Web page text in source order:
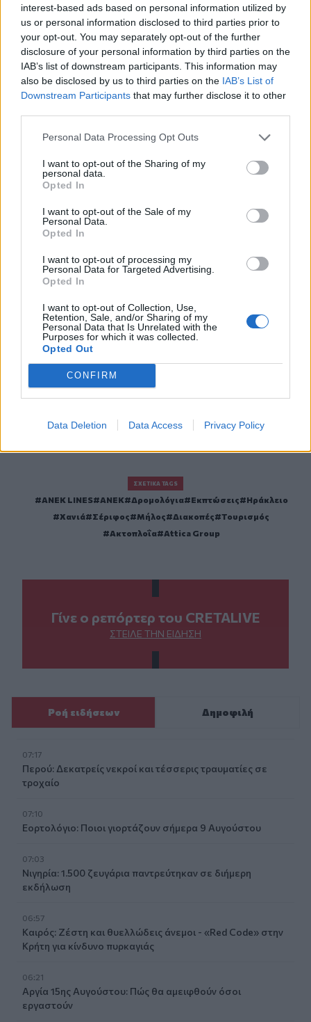
interest-based ads based on personal information utilized by
us or personal information disclosed to third parties prior to
your opt-out. You may separately opt-out of the further
disclosure of your personal information by third parties on the
IAB’s list of downstream participants. This information may
also be disclosed by us to third parties on the IAB’s List of
Downstream Participants that may further disclose it to other
Personal Data Processing Opt Outs
I want to opt-out of the Sharing of my
personal data.
Opted In
I want to opt-out of the Sale of my
Personal Data.
Opted In
I want to opt-out of processing my
Personal Data for Targeted Advertising.
Opted In
I want to opt-out of Collection, Use,
Retention, Sale, and/or Sharing of my
Personal Data that Is Unrelated with the
Purposes for which it was collected.
Opted Out
CONFIRM
Data Deletion Data Access Privacy Policy
Σαρηγιάννης για τοξικό νέφος στο
Ωραιόκαστρο: "Ήταν μια επικίνδυνη
κατάσταση"
ΔΕΔΔΗΕ: Προσοχή στις απάτες – «Μην
παραδίδετε χρήματα, τιμαλφή ή προσωπικά
Ακολουθήστε το Cretalive στο
στοFacebook
Κάντε εγγραφή στο κανάλι μας στο
YouTube
ΣΧΕΤΙΚΆ TAGS
ANEK LINES ΑΝΕΚ Δρομολόγια Εκπτώσεις
Ηράκλειο
Χανιά
Σέριφος Μήλος Διακοπές
Τουρισμός
Ακτοπλοΐα
Attica Group
Γίνε ο ρεπόρτερ του CRETALIVE
ΣΤΕΊΛΕ ΤΗΝ ΕΊΔΗΣΗ
Ροή ειδήσεων Δημοφιλή
07:17
Περού: Δεκατρείς νεκροί και τέσσερις τραυματίες σε
τροχαίο
07:10
Εορτολόγιο: Ποιοι γιορτάζουν σήμερα 9 Αυγούστου
07:03
Νιγηρία: 1.500 ζευγάρια παντρεύτηκαν σε διήμερη
εκδήλωση
06:57
Καιρός: Ζέστη και θυελλώδεις άνεμοι - «Red Code» στην
Κρήτη για κίνδυνο πυρκαγιάς
06:21
Αργία 15ης Αυγούστου: Πώς θα αμειφθούν όσοι
εργαστούν